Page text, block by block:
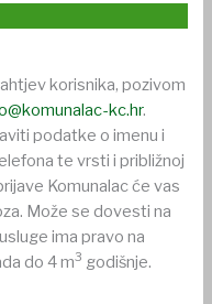
korisnika, pozivom
kc.hr.
podatke o imenu i
te vrsti i približnoj
Komunalac će vas
Može se dovesti na
ima pravo na
do 4 m3 godišnje.